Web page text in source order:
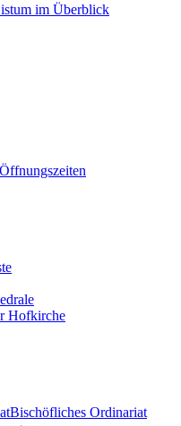
im Überblick
Hofkirche
Bischöfliches Ordinariat